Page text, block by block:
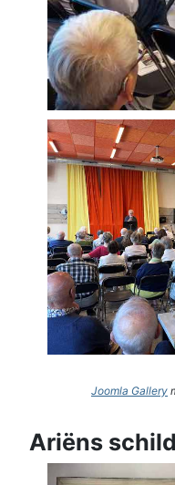
Joomla Gallery
Ariëns